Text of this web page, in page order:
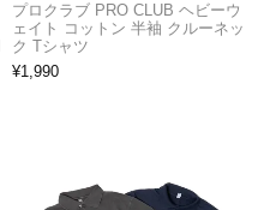
プロクラブ PRO CLUB ヘビーウ
ェイト コットン 半袖 クルーネッ
ク Tシャツ
¥1,990